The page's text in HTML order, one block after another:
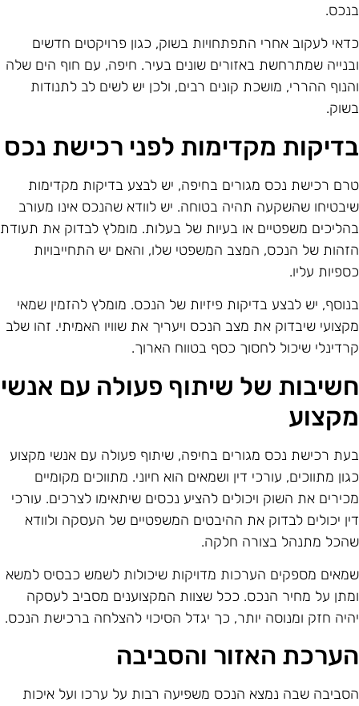
לעקוב אחרי התפתחויות בשוק, כגון פרויקטים חדשים
שמתרחשת באזורים שונים בעיר. חיפה, עם חוף הים שלה
ההררי, מושכת קונים רבים, ולכן יש לשים לב לתנודות
מקדימות לפני רכישת נכס
רכישת נכס מגורים בחיפה, יש לבצע בדיקות מקדימות
שהשקעה תהיה בטוחה. יש לוודא שהנכס אינו מעורב
משפטיים או בעיות של בעלות. מומלץ לבדוק את תעודת
של הנכס, המצב המשפטי שלו, והאם יש התחייבויות
עליו.
יש לבצע בדיקות פיזיות של הנכס. מומלץ להזמין שמאי
שיבדוק את מצב הנכס ויעריך את שוויו האמיתי. זהו שלב
שיכול לחסוך כסף בטווח הארוך.
של שיתוף פעולה עם אנשי
רכישת נכס מגורים בחיפה, שיתוף פעולה עם אנשי מקצוע
מתווכים, עורכי דין ושמאים הוא חיוני. מתווכים מקומיים
את השוק ויכולים להציע נכסים שיתאימו לצרכים. עורכי
יכולים לבדוק את ההיבטים המשפטיים של העסקה ולוודא
מתנהל בצורה חלקה.
מספקים הערכות מדויקות שיכולות לשמש כבסיס למשא
על מחיר הנכס. ככל שצוות המקצוענים מסביב לעסקה
חזק ומנוסה יותר, כך יגדל הסיכוי להצלחה ברכישת הנכס.
האזור והסביבה
שבה נמצא הנכס משפיעה רבות על ערכו ועל איכות